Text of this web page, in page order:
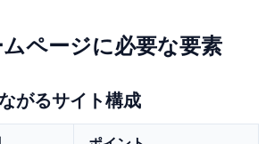
ページに必要な要素
がるサイト構成